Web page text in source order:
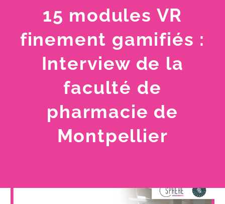
15 modules VR
finement gamifiés :
Interview de la
faculté de
pharmacie de
Montpellier